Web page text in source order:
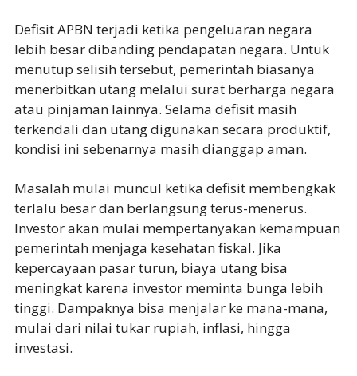
Defisit APBN terjadi ketika pengeluaran negara
lebih besar dibanding pendapatan negara. Untuk
menutup selisih tersebut, pemerintah biasanya
menerbitkan utang melalui surat berharga negara
atau pinjaman lainnya. Selama defisit masih
terkendali dan utang digunakan secara produktif,
kondisi ini sebenarnya masih dianggap aman.
Masalah mulai muncul ketika defisit membengkak
terlalu besar dan berlangsung terus-menerus.
Investor akan mulai mempertanyakan kemampuan
pemerintah menjaga kesehatan fiskal. Jika
kepercayaan pasar turun, biaya utang bisa
meningkat karena investor meminta bunga lebih
tinggi. Dampaknya bisa menjalar ke mana-mana,
mulai dari nilai tukar rupiah, inflasi, hingga
investasi.